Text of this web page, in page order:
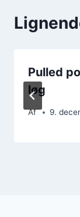
Pulled
løg
Af 9.